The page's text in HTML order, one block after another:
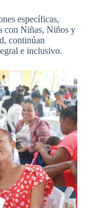
específicas,
con Niñas, Niños y
continúan
e inclusivo.